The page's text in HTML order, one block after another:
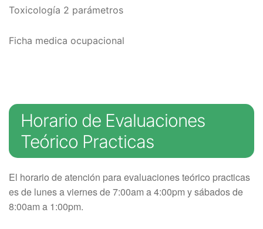
Toxicología 2 parámetros
Ficha medica ocupacional
Horario de Evaluaciones
Teórico Practicas
El horario de atención para evaluaciones teórico practicas
es de lunes a viernes de 7:00am a 4:00pm y sábados de
8:00am a 1:00pm.